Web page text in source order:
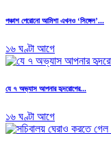
পঞ্চাশ পেরোনো আমিশা এখনও ‘সিঙ্গেল’...
১৬ ঘণ্টা আগে
যে ৭ অভ্যাস আপনার হৃদরোগের...
১৬ ঘণ্টা আগে